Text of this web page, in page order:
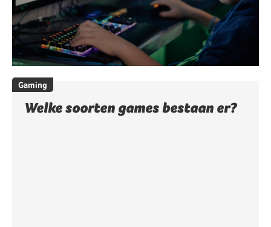
Gaming
Welke soorten games bestaan er?